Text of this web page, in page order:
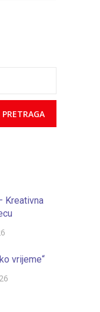
Kreativna
vrijeme“